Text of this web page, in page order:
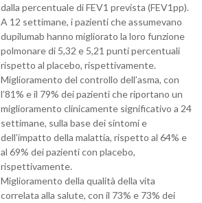
dalla percentuale di FEV1 prevista (FEV1pp).
A 12 settimane, i pazienti che assumevano
dupilumab hanno migliorato la loro funzione
polmonare di 5,32 e 5,21 punti percentuali
rispetto al placebo, rispettivamente.
Miglioramento del controllo dell’asma, con
l’81% e il 79% dei pazienti che riportano un
miglioramento clinicamente significativo a 24
settimane, sulla base dei sintomi e
dell’impatto della malattia, rispetto al 64% e
al 69% dei pazienti con placebo,
rispettivamente.
Miglioramento della qualità della vita
correlata alla salute, con il 73% e 73% dei